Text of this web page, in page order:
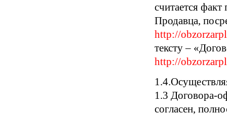
считается
Продавца,
http://
тексту –
http://
1.3 Договора-
согласен,